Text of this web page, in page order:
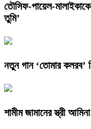
তৌসিফ-পায়েল-
তুমি’
নতুন গান ‘তোমার কলরব’
শামীম জামানের স্ত্রী